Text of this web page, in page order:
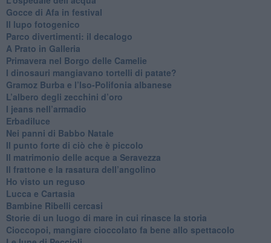
​Gocce di Afa in festival
​Il lupo fotogenico
​Parco divertimenti: il decalogo
​A Prato in Galleria
​Primavera nel Borgo delle Camelie
I dinosauri mangiavano tortelli di patate?
​Gramoz Burba e l’Iso-Polifonia albanese
L’albero degli zecchini d’oro
​I jeans nell’armadio
Erbadiluce
Nei panni di Babbo Natale
​Il punto forte di ciò che è piccolo
​Il matrimonio delle acque a Seravezza
​Il frattone e la rasatura dell’angolino
​Ho visto un reguso
Lucca e Cartasia
Bambine Ribelli cercasi
Storie di un luogo di mare in cui rinasce la storia
Cioccopoi, mangiare cioccolato fa bene allo spettacolo